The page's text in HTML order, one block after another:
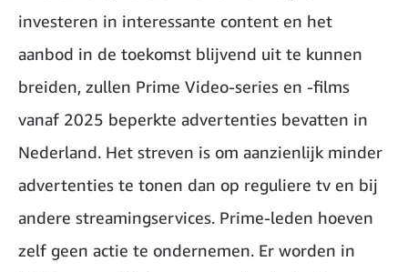
investeren in interessante content en het
aanbod in de toekomst blijvend uit te kunnen
breiden, zullen Prime Video-series en -films
vanaf 2025 beperkte advertenties bevatten in
Nederland. Het streven is om aanzienlijk minder
advertenties te tonen dan op reguliere tv en bij
andere streamingservices. Prime-leden hoeven
zelf geen actie te ondernemen. Er worden in